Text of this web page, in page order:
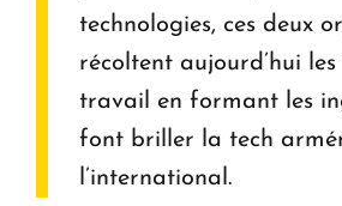
technologies, ces deux
récoltent aujourd’hui
travail en formant les
font briller la tech
l’international.